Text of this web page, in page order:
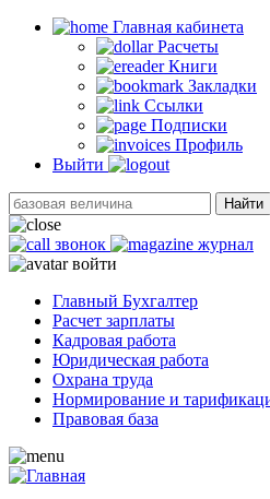
Главная кабинетa
Расчеты
Книги
Закладки
Ссылки
Подписки
Профиль
Выйти
Найти
звонок
журнал
войти
Главный Бухгалтер
Расчет зарплаты
Кадровая работа
Юридическая работа
Охрана труда
Нормирование и
Правовая база